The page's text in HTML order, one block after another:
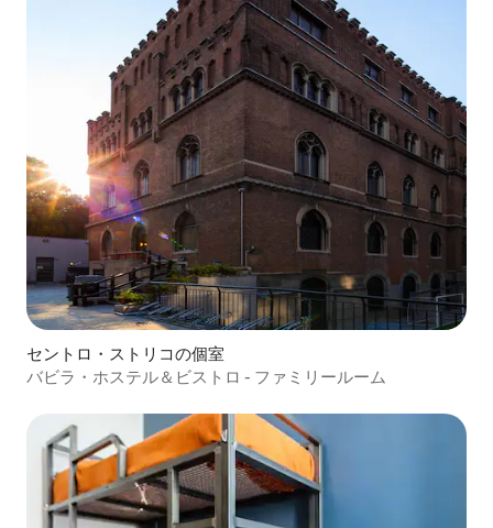
セントロ・ストリコの個室
バビラ・ホステル＆ビストロ - ファミリールーム